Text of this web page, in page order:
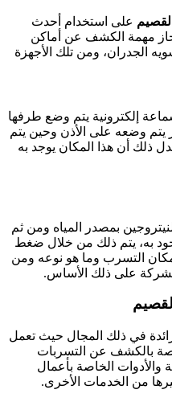
على استخدام أحدث
مهمة الكشف عن أماكن
الجدران، ومن تلك الأجهزة
إلكترونية يتم وضع طرفها
يتم وضعه على الأذن وحين يتم
ذلك أن هذا المكان يوجد به
بمصدر المياه ومن ثم
به، يتم ذلك من خلال ضغط
التسرب وما هو نوعه ومن
على ذلك الأساس.
في ذلك المجال حيث تعمل
بالكشف عن التسربات
والأدوات الخاصة بأعمال
من الخدمات الأخرى.